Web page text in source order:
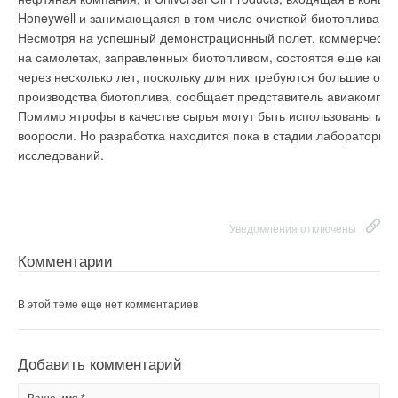
Honeywell и занимающаяся в том числе очисткой биотоплива.
Несмотря на успешный демонстрационный полет,
на самолетах, заправленных биотопливом, состоятся еще как
через несколько лет, поскольку для них требуются большие
производства биотоплива, сообщает представитель
Помимо ятрофы в качестве сырья могут быть использованы
вооросли. Но разработка находится пока в стадии
исследований.
Уведомления отключены
Комментарии
В этой теме еще нет комментариев
Добавить комментарий
увлажнителем воздуха, то есть вся система работает как
единое целое и управляется с одного пульта.
Пользователь задает желаемую скорость вентилятора,
температуру и влажность воздуха, а система автоматики,
управляя приводами воздушных клапанов, регулируя
мощность калорифера и производительность увлажнителя,
поддерживает параметры воздуха на заданном уровне.
поступлении свежего воздуха. Эта экономия достигается за
батарей центрального отопления, искусственного освещения
в 1991 г.
Комментарии
В этой теме еще нет комментариев
Ваше имя *